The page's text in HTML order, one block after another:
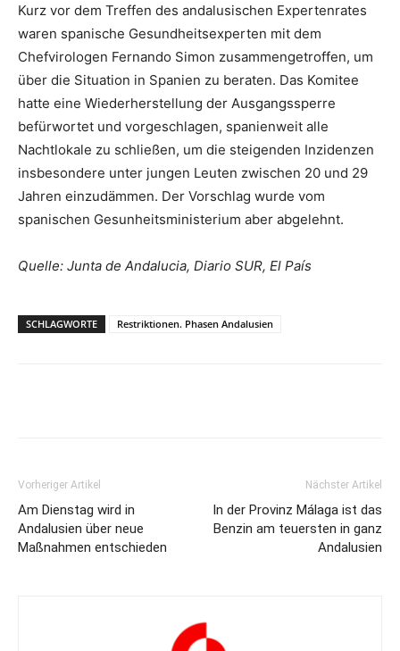
Kurz vor dem Treffen des andalusischen Expertenrates
waren spanische Gesundheitsexperten mit dem
Chefvirologen Fernando Simon zusammengetroffen, um
über die Situation in Spanien zu beraten. Das Komitee
hatte eine Wiederherstellung der Ausgangssperre
befürwortet und vorgeschlagen, spanienweit alle
Nachtlokale zu schließen, um die steigenden Inzidenzen
insbesondere unter jungen Leuten zwischen 20 und 29
Jahren einzudämmen. Der Vorschlag wurde vom
spanischen Gesunheitsministerium aber abgelehnt.
Quelle: Junta de Andalucia, Diario SUR, El País
SCHLAGWORTE Restriktionen. Phasen Andalusien
Vorheriger Artikel
Am Dienstag wird in
Andalusien über neue
Maßnahmen entschieden
Nächster Artikel
In der Provinz Málaga ist das
Benzin am teuersten in ganz
Andalusien